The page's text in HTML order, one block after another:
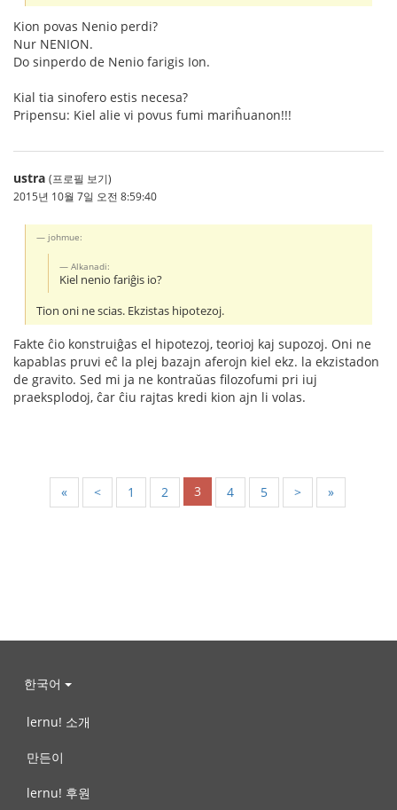
Kion povas Nenio perdi?
Nur NENION.
Do sinperdo de Nenio farigis Ion.
Kial tia sinofero estis necesa?
Pripensu: Kiel alie vi povus fumi mariĥuanon!!!
ustra (프로필 보기)
2015년 10월 7일 오전 8:59:40
johmue:
Alkanadi:
Kiel nenio fariĝis io?
Tion oni ne scias. Ekzistas hipotezoj.
Fakte ĉio konstruiĝas el hipotezoj, teorioj kaj supozoj. Oni ne
kapablas pruvi eĉ la plej bazajn aferojn kiel ekz. la ekzistadon
de gravito. Sed mi ja ne kontraŭas filozofumi pri iuj
praeksplodoj, ĉar ĉiu rajtas kredi kion ajn li volas.
« < 1 2 3 4 5 > »
한국어
lernu! 소개
만든이
lernu! 후원